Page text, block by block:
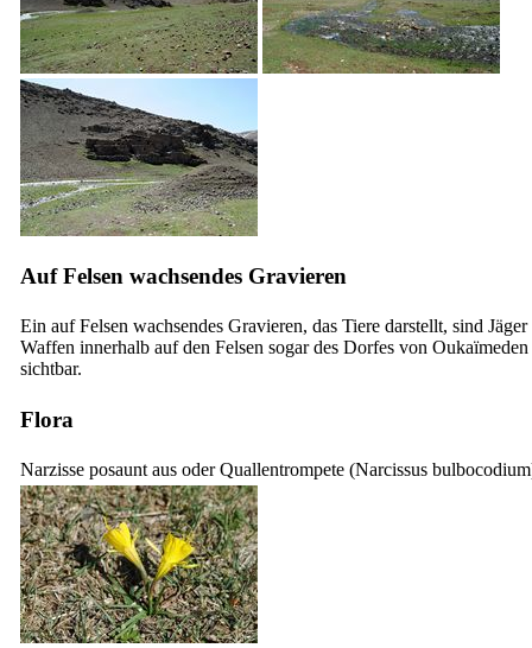
Auf Felsen wachsendes Gravieren
Ein auf Felsen wachsendes Gravieren, das Tiere darstellt, sind Jäger
Waffen innerhalb auf den Felsen sogar des Dorfes von Oukaïmeden
sichtbar.
Flora
Narzisse posaunt aus oder Quallentrompete (Narcissus bulbocodium